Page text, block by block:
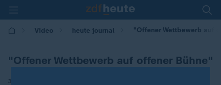
Video heute journal "Offener Wettbewerb auf
"Offener Wettbewerb auf offener Bühne"
30.05.2026 | 22:20